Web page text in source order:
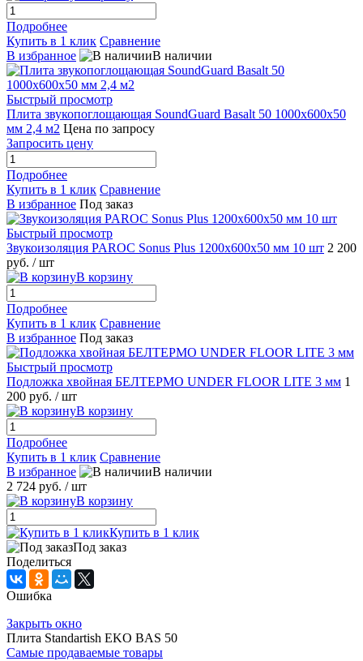
Подробнее
Купить в 1 клик Сравнение
В избранное
В наличии
Быстрый просмотр
Плита звукопоглощающая SoundGuard Basalt 50 1000х600х50
мм 2,4 м2 Цена по запросу
Запросить цену
Подробнее
Купить в 1 клик Сравнение
В избранное Под заказ
Быстрый просмотр
Звукоизоляция PAROC Sonus Plus 1200x600x50 мм 10 шт 2 200
руб. / шт
В корзину
Подробнее
Купить в 1 клик Сравнение
В избранное Под заказ
Быстрый просмотр
Подложка хвойная БЕЛТЕРМО UNDER FLOOR LITE 3 мм 1
200 руб. / шт
В корзину
Подробнее
Купить в 1 клик Сравнение
В избранное
В наличии
2 724 руб. / шт
В корзину
Купить в 1 клик
Под заказ
Поделиться
Ошибка
Закрыть окно
Плита Standartish EKO BAS 50
Самые продаваемые товары